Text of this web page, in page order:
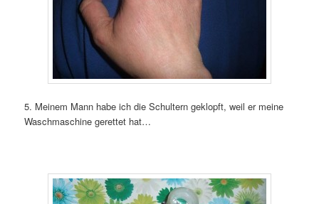
5. Meinem Mann habe ich die Schultern geklopft, weil er meine
Waschmaschine gerettet hat…